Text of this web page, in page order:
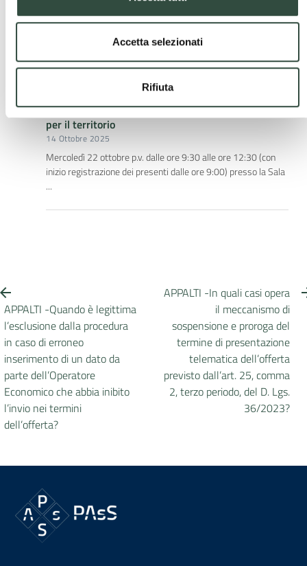
Accetta selezionati
Rifiuta
Quarta Giornata del Ciclo di Incontri: La pianificazione
attuativa tra rigenerazione urbana e governo della
Incontro e Webinar Ordini Professionali e Enti
Locali – Dal dialogo innovativo alle azioni concrete
per il territorio
14 Ottobre 2025
Mercoledì 22 ottobre p.v. dalle ore 9:30 alle ore 12:30 (con
inizio registrazione dei presenti dalle ore 9:00) presso la Sala
...
APPALTI -Quando è legittima
l’esclusione dalla procedura
in caso di erroneo
inserimento di un dato da
parte dell’Operatore
Economico che abbia inibito
l’invio nei termini
dell’offerta?
APPALTI -In quali casi opera
il meccanismo di
sospensione e proroga del
termine di presentazione
telematica dell’offerta
previsto dall’art. 25, comma
2, terzo periodo, del D. Lgs.
36/2023?